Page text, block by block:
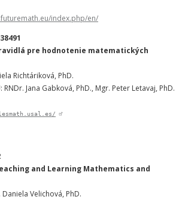
index.php/en/
pre hodnotenie matematických
Richtáriková, PhD.
RNDr. Jana Gabková, PhD., Mgr. Peter Letavaj, PhD.
and Learning Mathematics and
Velichová, PhD.